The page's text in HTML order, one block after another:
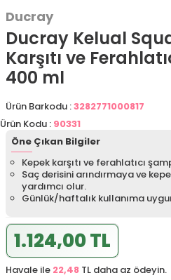
Ducray
Ducray Kelual
Karşıtı ve
400 ml
Ürün Barkodu :3282771000817
Ürün Kodu : 90331
Öne Çıkan Bilgiler
Kepek karşıtı ve ferahlatıcı
Saç derisini arındırmaya ve
yardımcı olur.
Günlük/haftalık kullanıma
1.124,00 TL
Havale ile 22,48 TL daha az ödeyin.